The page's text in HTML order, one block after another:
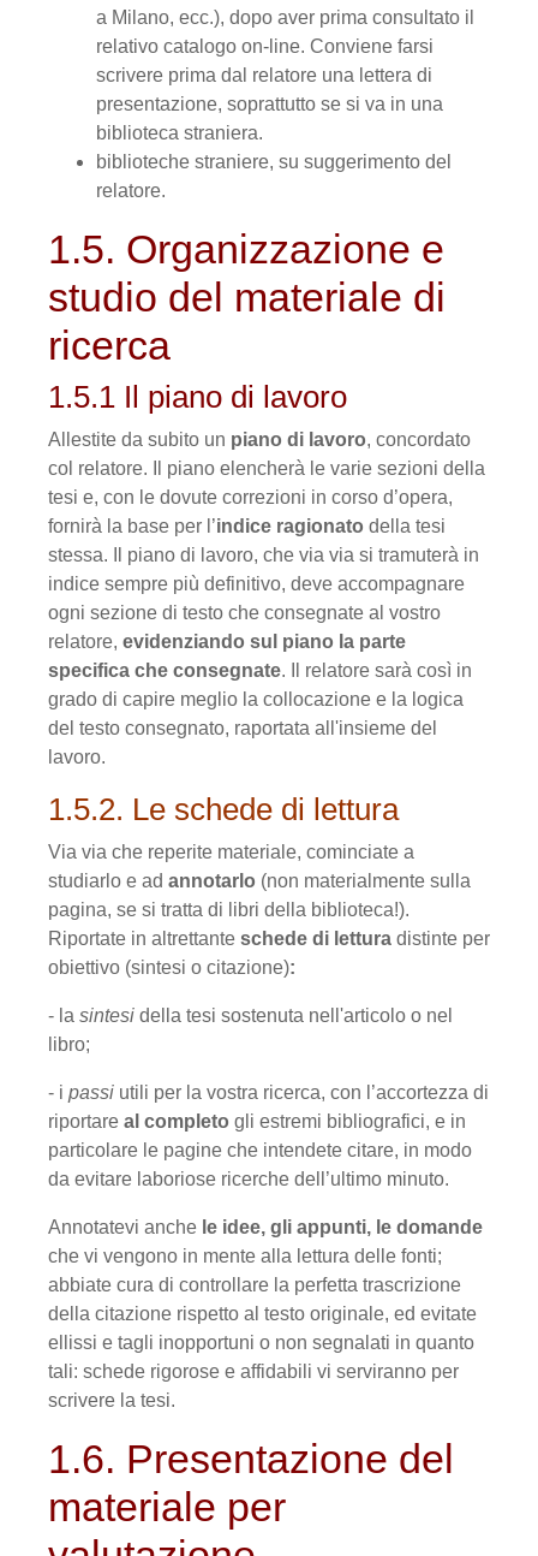
a Milano, ecc.), dopo aver prima consultato il
relativo catalogo on-line. Conviene farsi
scrivere prima dal relatore una lettera di
presentazione, soprattutto se si va in una
biblio­teca straniera.
biblioteche straniere, su suggerimento del
relatore.
1.5. Organizzazione e
studio del materiale di
ricerca
1.5.1 Il piano di lavoro
Allestite da subito un piano di lavoro, concordato
col relatore. Il piano elencherà le varie sezioni della
tesi e, con le dovute correzioni in corso d’opera,
fornirà la base per l’indice ragionato della tesi
stessa. Il piano di lavoro, che via via si tramuterà in
indice sempre più definitivo, deve accompagnare
ogni sezione di testo che consegnate al vostro
relatore, evidenziando sul piano la parte
specifica che consegnate. Il relatore sarà così in
grado di capire meglio la collocazione e la logica
del testo consegnato, raportata all'in­sieme del
lavoro.
1.5.2. Le schede di lettura
Via via che reperite materiale, cominciate a
studiarlo e ad annotarlo (non mate­rialmente sulla
pagina, se si tratta di libri della biblioteca!).
Riportate in altrettante schede di lettu­ra distinte per
obiettivo (sintesi o citazione):
- la sintesi della tesi sostenuta nell'articolo o nel
libro;
- i passi utili per la vostra ricerca, con l’accortezza di
riportare al completo gli estremi bibliografici, e in
particolare le pagine che intendete citare, in modo
da evitare laboriose ricerche dell’ultimo minuto.
Annotatevi anche le idee, gli appunti, le domande
che vi vengono in mente alla lettura delle fonti;
abbiate cura di controllare la perfetta trascrizione
della citazione rispetto al testo originale, ed evitate
ellissi e tagli inopportuni o non segnalati in quanto
tali: schede rigorose e affidabili vi serviranno per
scrivere la tesi.
1.6. Presentazione del
materiale per